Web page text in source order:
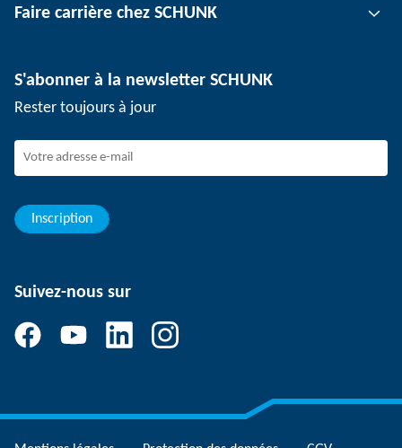
Technologie de serrage de pièce
Sites
Événements
Dispositif de signalement SCHUNK
Faire carrière chez SCHUNK
Travailler chez SCHUNK
Jeunes professionnels
Elèves
S'abonner à la newsletter SCHUNK
Rester toujours à jour
Inscription
Suivez-nous sur